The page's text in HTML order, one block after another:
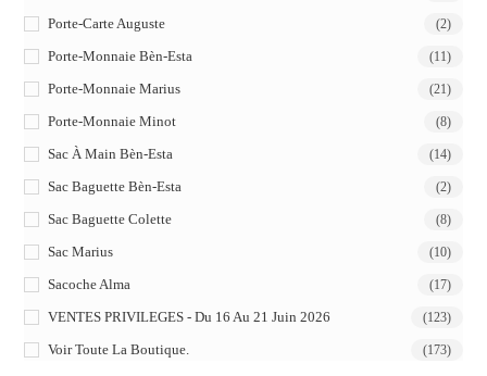
Porte-Carte Auguste (2)
Porte-Monnaie Bèn-Esta (11)
Porte-Monnaie Marius (21)
Porte-Monnaie Minot (8)
Sac À Main Bèn-Esta (14)
Sac Baguette Bèn-Esta (2)
Sac Baguette Colette (8)
Sac Marius (10)
Sacoche Alma (17)
VENTES PRIVILEGES - Du 16 Au 21 Juin 2026 (123)
Voir Toute La Boutique. (173)